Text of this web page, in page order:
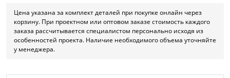
Цена указана за комплект деталей при покупке онлайн через
корзину. При проектном или оптовом заказе стоимость каждого
заказа рассчитывается специалистом персонально исходя из
особенностей проекта. Наличие необходимого объема уточняйте
у менеджера.